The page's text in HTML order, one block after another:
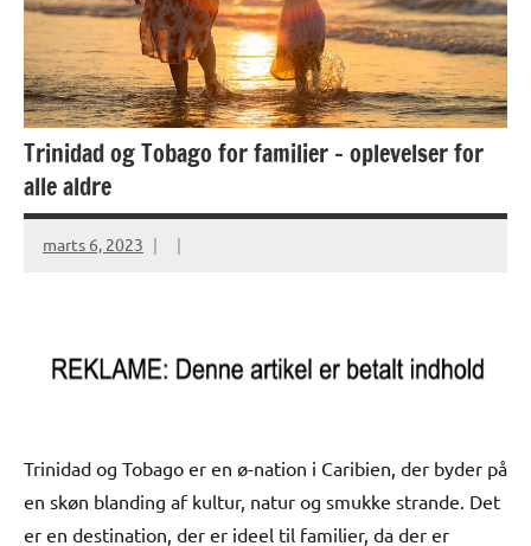
Trinidad og Tobago for familier – oplevelser for
alle aldre
marts 6, 2023
Trinidad og Tobago er en ø-nation i Caribien, der byder på
en skøn blanding af kultur, natur og smukke strande. Det
er en destination, der er ideel til familier, da der er